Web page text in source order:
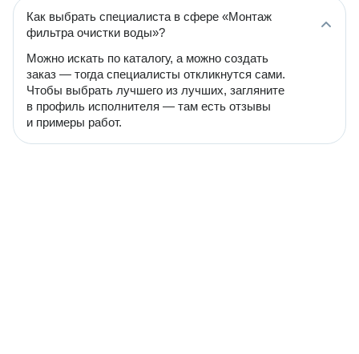
Как выбрать специалиста в сфере «Монтаж
фильтра очистки воды»?
Можно искать по каталогу, а можно создать
заказ — тогда специалисты откликнутся сами.
Чтобы выбрать лучшего из лучших, загляните
в профиль исполнителя — там есть отзывы
и примеры работ.